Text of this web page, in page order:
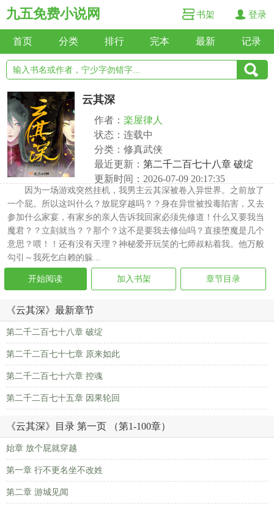
九五免费小说网 书架 登录
首页 分类 排行 完本 最新 记录
云其深
作者： 楽屋律人
状态：连载中
分类：修真武侠
最近更新： 第二千二百七十八章 破绽
更新时间：2026-07-09 20:17:35
因为一场游戏突然挂机，我男主云其深被卷入异世界。之前放了
一个屁。所以这叫什么？放屁穿越吗？？身在异世被投毒陷害，又去
参加什么家宴，有家乡的亲人告诉我回家必须先修道！什么又要我当
魔君？？立刻就当？？那个？这不是要我去修仙吗？直接堕魔是几个
意思？喂！！还有没有天理？神秘爱开玩笑的七师叔粘着我。他万般
勾引～我死乞白赖的躲...
开始阅读 加入书架 章节目录
《云其深》最新章节
第二千二百七十八章 破绽
第二千二百七十七章 原来如此
第二千二百七十六章 控魂
第二千二百七十五章 因果轮回
《云其深》目录 第一页 （第1-100章）
始章 放个屁就穿越
第一章 行不更名坐不改姓
第二章 游城见闻